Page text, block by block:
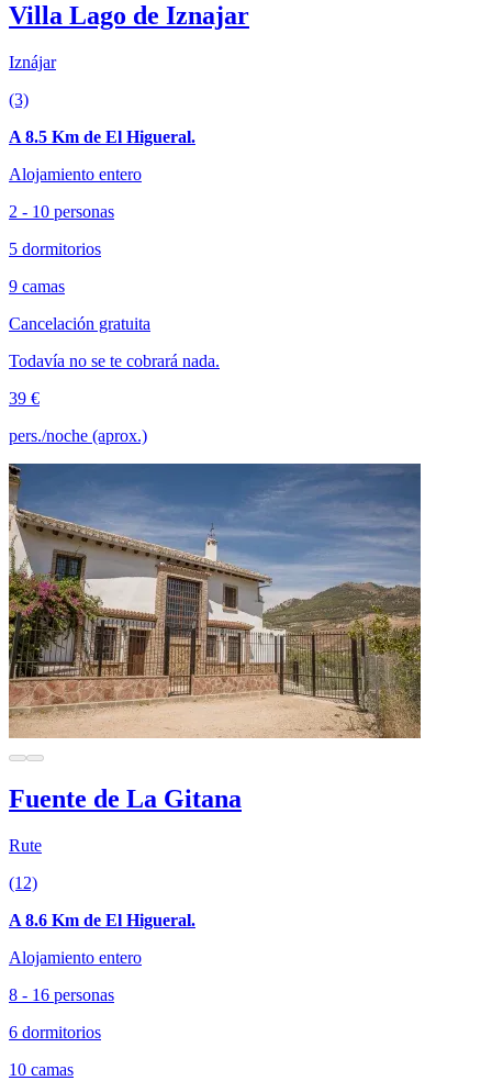
Villa Lago de Iznajar
Iznájar
(3)
A 8.5 Km de El Higueral.
Alojamiento entero
2 - 10 personas
5 dormitorios
9 camas
Cancelación gratuita
Todavía no se te cobrará nada.
39 €
pers./noche (aprox.)
Fuente de La Gitana
Rute
(12)
A 8.6 Km de El Higueral.
Alojamiento entero
8 - 16 personas
6 dormitorios
10 camas